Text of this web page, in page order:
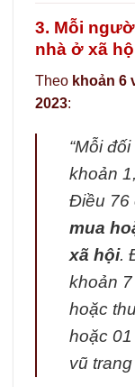
3. Mỗi
nhà ở xã
Theo khoản 6
2023:
“Mỗi
khoản
Điều 76
mua
xã hội.
khoản
hoặc
hoặc
vũ